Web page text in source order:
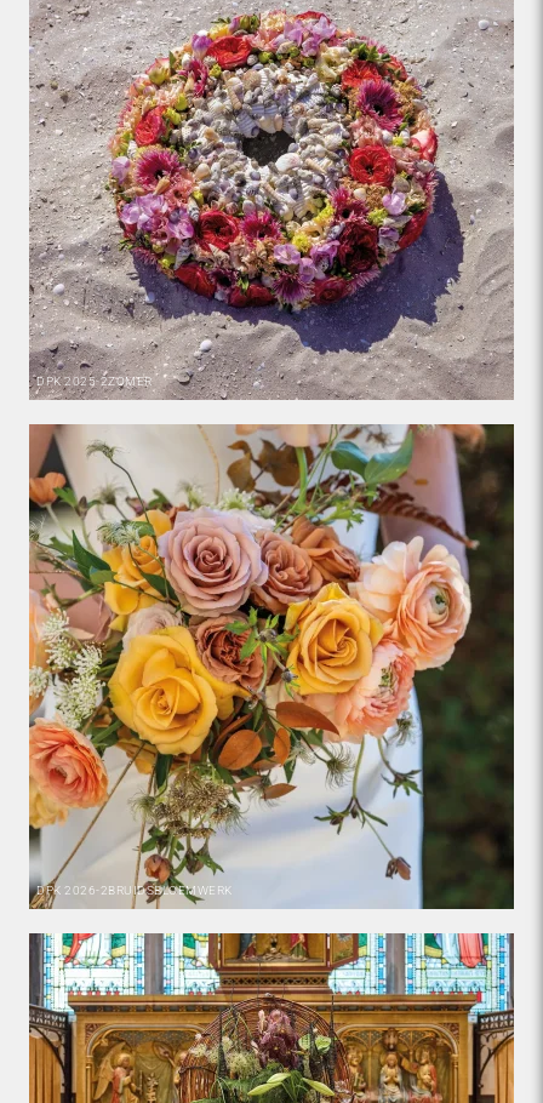
DPK 2025-2ZOMER
DPK 2026-2BRUIDSBLOEMWERK